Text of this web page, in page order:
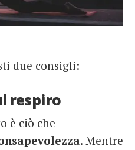
due consigli:
respiro
è ciò che
. Mentre